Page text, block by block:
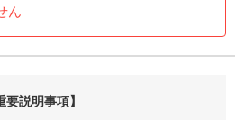
ん
要説明事項】